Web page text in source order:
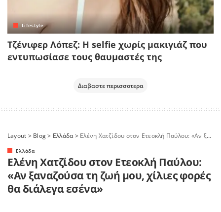
Lifestyle
Τζένιφερ Λόπεζ: Η selfie χωρίς μακιγιάζ που
εντυπωσίασε τους θαυμαστές της
Διαβαστε περισσοτερα
Layout > Blog> Ελλάδα> Ελένη Χατζίδου στον Ετεοκλή Παύλου: «Αν ξαναζούσα τη ζωή μου, χίλιες φορές θα διάλεγα εσένα»
Ελλάδα
Ελένη Χατζίδου στον Ετεοκλή Παύλου:
«Αν ξαναζούσα τη ζωή μου, χίλιες φορές
θα διάλεγα εσένα»